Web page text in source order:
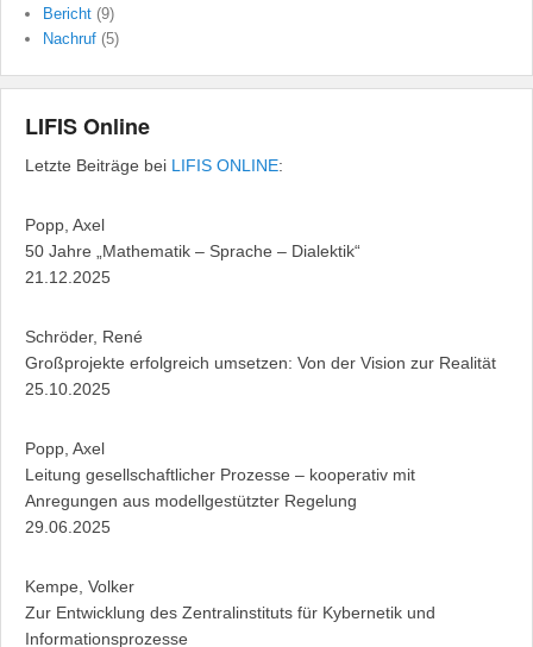
Bericht (9)
Nachruf (5)
LIFIS Online
Letzte Beiträge bei LIFIS ONLINE:
Popp, Axel
50 Jahre „Mathematik – Sprache – Dialektik“
21.12.2025
Schröder, René
Großprojekte erfolgreich umsetzen: Von der Vision zur Realität
25.10.2025
Popp, Axel
Leitung gesellschaftlicher Prozesse – kooperativ mit
Anregungen aus modellgestützter Regelung
29.06.2025
Kempe, Volker
Zur Entwicklung des Zentralinstituts für Kybernetik und
Informationsprozesse